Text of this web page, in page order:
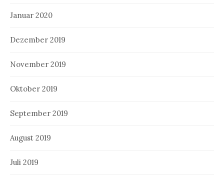
Januar 2020
Dezember 2019
November 2019
Oktober 2019
September 2019
August 2019
Juli 2019